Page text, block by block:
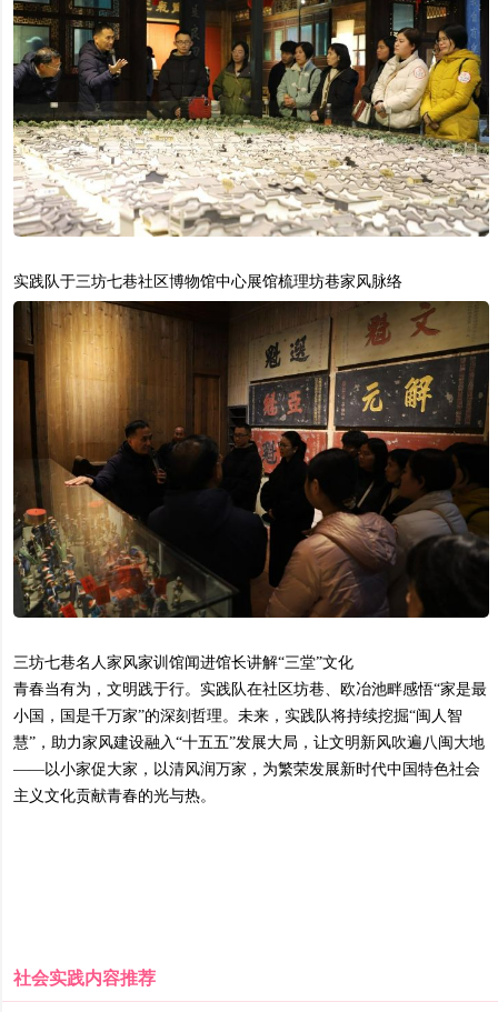
实践队于三坊七巷社区博物馆中心展馆梳理坊巷家风脉络
三坊七巷名人家风家训馆闻进馆长讲解“三堂”文化
青春当有为，文明践于行。实践队在社区坊巷、欧冶池畔感悟“家是最
小国，国是千万家”的深刻哲理。未来，实践队将持续挖掘“闽人智
慧”，助力家风建设融入“十五五”发展大局，让文明新风吹遍八闽大地
——以小家促大家，以清风润万家，为繁荣发展新时代中国特色社会
主义文化贡献青春的光与热。
社会实践内容推荐